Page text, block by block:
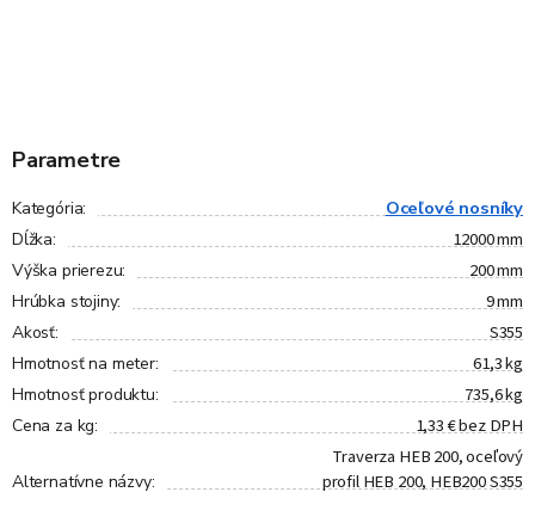
Parametre
Kategória: Oceľové nosníky
Dĺžka: 12000 mm
Výška prierezu: 200 mm
Hrúbka stojiny: 9 mm
Akosť: S355
Hmotnosť na meter: 61,3 kg
Hmotnosť produktu: 735,6 kg
Cena za kg: 1,33 € bez DPH
Alternatívne názvy:
Traverza HEB 200, oceľový
profil HEB 200, HEB200 S355